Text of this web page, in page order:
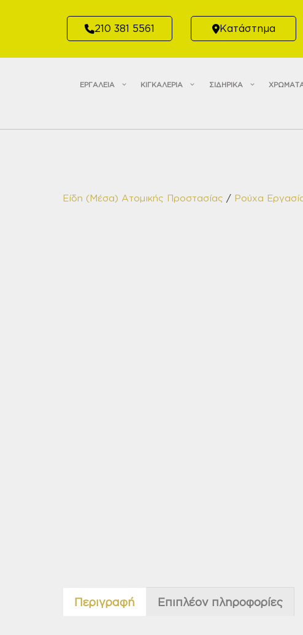
περιεχόμενο
210 381 5561 Κατάστημα
ΕΡΓΑΛΕΙΑ ΚΙΓΚΑΛΕΡΙΑ ΣΙΔΗΡΙΚΑ
Είδη (Μέσα) Ατομικής Προστασίας / Ρούχα
Περιγραφή Επιπλέον πληροφορίες